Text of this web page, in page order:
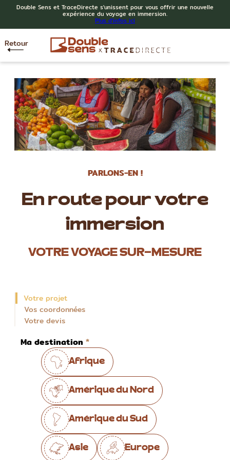
Double Sens et TraceDirecte s'unissent pour vous offrir une nouvelle
expérience du voyage en immersion.
Plus d'infos ici
Retour
PARLONS-EN !
En route pour votre
immersion
VOTRE VOYAGE SUR-MESURE
Votre projet
Vos coordonnées
Votre devis
Ma destination
Afrique
Amérique du Nord
Amérique du Sud
Asie Europe